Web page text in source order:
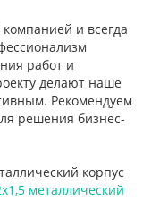
и всегда
работ и
делают наше
Рекомендуем
решения бизнес-
корпус